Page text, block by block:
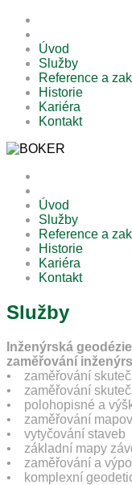
Úvod
Služby
Reference a
Historie
Kariéra
Kontakt
Úvod
Služby
Reference a
Historie
Kariéra
Kontakt
Služby
Inženýrská
zaměřování
• zaměřování
• zaměřování
• polohopisné a
• zaměřování
• vytyčování staveb
• základní mapy
• zaměřování a
• komplexní